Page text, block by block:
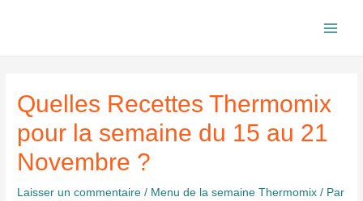
Quelles Recettes Thermomix
pour la semaine du 15 au 21
Novembre ?
Laisser un commentaire / Menu de la semaine Thermomix / Par